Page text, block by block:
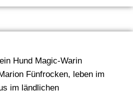
Hund Magic-Warin
Fünfrocken, leben im
im ländlichen